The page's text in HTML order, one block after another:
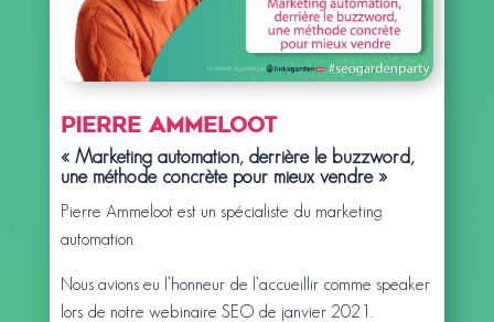
Pierre Ammeloot
« Marketing automation, derrière le buzzword,
une méthode concrète pour mieux vendre »
Pierre Ammeloot est un spécialiste du marketing
automation.
Nous avions eu l’honneur de l’accueillir comme speaker
lors de notre webinaire SEO de janvier 2021.